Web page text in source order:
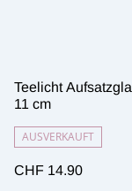
Teelicht
11 cm
AUSVERKAUFT
CHF 14.90